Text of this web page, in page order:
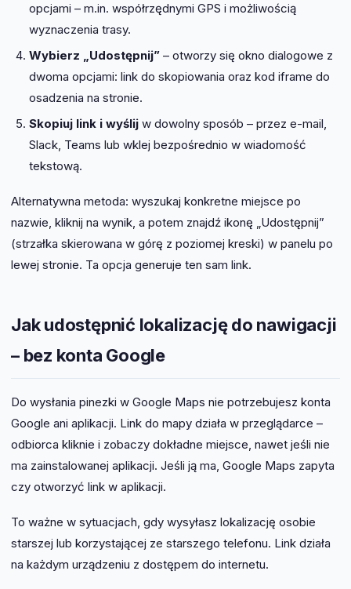
opcjami – m.in. współrzędnymi GPS i możliwością
wyznaczenia trasy.
Wybierz „Udostępnij”– otworzy się okno dialogowe z
dwoma opcjami: link do skopiowania oraz kod iframe do
osadzenia na stronie.
Skopiuj link i wyślijw dowolny sposób – przez e-mail,
Slack, Teams lub wklej bezpośrednio w wiadomość
tekstową.
Alternatywna metoda: wyszukaj konkretne miejsce po
nazwie, kliknij na wynik, a potem znajdź ikonę „Udostępnij”
(strzałka skierowana w górę z poziomej kreski) w panelu po
lewej stronie. Ta opcja generuje ten sam link.
Jak udostępnić lokalizację do nawigacji
– bez konta Google
Do wysłania pinezki w Google Maps nie potrzebujesz konta
Google ani aplikacji. Link do mapy działa w przeglądarce –
odbiorca kliknie i zobaczy dokładne miejsce, nawet jeśli nie
ma zainstalowanej aplikacji. Jeśli ją ma, Google Maps zapyta
czy otworzyć link w aplikacji.
To ważne w sytuacjach, gdy wysyłasz lokalizację osobie
starszej lub korzystającej ze starszego telefonu. Link działa
na każdym urządzeniu z dostępem do internetu.